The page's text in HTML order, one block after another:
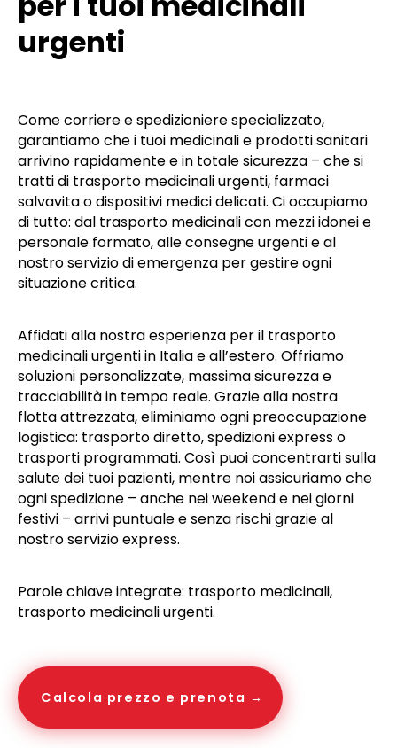
urgenti
Come corriere e spedizioniere specializzato,
garantiamo che i tuoi medicinali e prodotti sanitari
arrivino rapidamente e in totale sicurezza – che si
tratti di trasporto medicinali urgenti, farmaci
salvavita o dispositivi medici delicati. Ci occupiamo
di tutto: dal trasporto medicinali con mezzi idonei e
personale formato, alle consegne urgenti e al
nostro servizio di emergenza per gestire ogni
situazione critica.
Affidati alla nostra esperienza per il trasporto
medicinali urgenti in Italia e all’estero. Offriamo
soluzioni personalizzate, massima sicurezza e
tracciabilità in tempo reale. Grazie alla nostra
flotta attrezzata, eliminiamo ogni preoccupazione
logistica: trasporto diretto, spedizioni express o
trasporti programmati. Così puoi concentrarti sulla
salute dei tuoi pazienti, mentre noi assicuriamo che
ogni spedizione – anche nei weekend e nei giorni
festivi – arrivi puntuale e senza rischi grazie al
nostro servizio express.
Parole chiave integrate: trasporto medicinali,
trasporto medicinali urgenti.
Calcola prezzo e prenota →